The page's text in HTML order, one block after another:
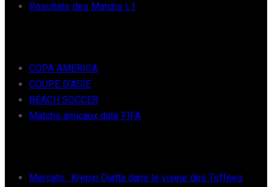
Résultats des Matchs L1
COPA AMERICA
COUPE D’ASIE
BEACH SOCCER
Matchs amicaux date FIFA
Mercato : Krepin Diatta dans le viseur des Toffees